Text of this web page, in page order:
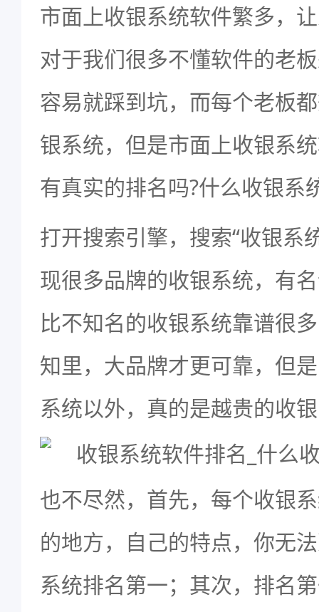
市面上收银系统软件繁多，
对于我们很多不懂软件的老
容易就踩到坑，而每个老板
银系统，但是市面上收银系
有真实的排名吗?什么收银系
打开搜索引擎，搜索“收银系
现很多品牌的收银系统，有
比不知名的收银系统靠谱很
知里，大品牌才更可靠，但
系统以外，真的是越贵的收
也不尽然，首先，每个收银
的地方，自己的特点，你无
系统排名第一；其次，排名